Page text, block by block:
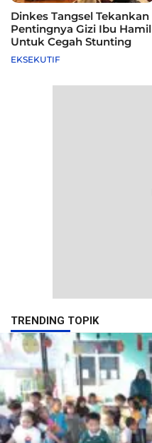
Dinkes Tangsel Tekankan
Pentingnya Gizi Ibu Hamil
Untuk Cegah Stunting
EKSEKUTIF
TRENDING TOPIK